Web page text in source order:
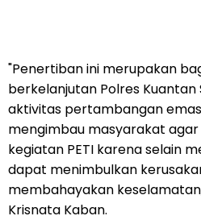
"Penertiban ini merupakan
berkelanjutan Polres
aktivitas pertambangan
mengimbau masyarakat
kegiatan PETI karena selain
dapat menimbulkan
membahayakan
Krisnata Kaban.